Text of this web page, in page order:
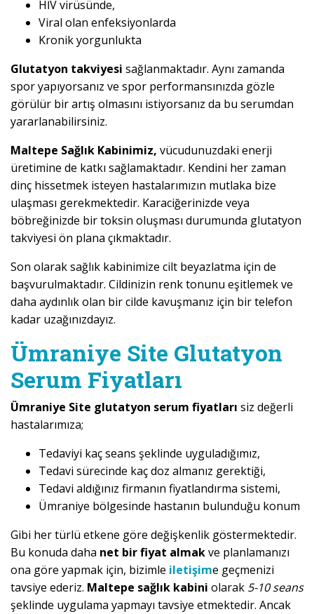
HİV virüsünde,
Viral olan enfeksiyonlarda
Kronik yorgunlukta
Glutatyon takviyesi sağlanmaktadır. Aynı zamanda
spor yapıyorsanız ve spor performansınızda gözle
görülür bir artış olmasını istiyorsanız da bu serumdan
yararlanabilirsiniz.
Maltepe Sağlık Kabinimiz, vücudunuzdaki enerji
üretimine de katkı sağlamaktadır. Kendini her zaman
dinç hissetmek isteyen hastalarımızın mutlaka bize
ulaşması gerekmektedir. Karaciğerinizde veya
böbreğinizde bir toksin oluşması durumunda glutatyon
takviyesi ön plana çıkmaktadır.
Son olarak sağlık kabinimize cilt beyazlatma için de
başvurulmaktadır. Cildinizin renk tonunu eşitlemek ve
daha aydınlık olan bir cilde kavuşmanız için bir telefon
kadar uzağınızdayız.
Ümraniye Site Glutatyon
Serum Fiyatları
Ümraniye Site glutatyon serum fiyatları siz değerli
hastalarımıza;
Tedaviyi kaç seans şeklinde uyguladığımız,
Tedavi sürecinde kaç doz almanız gerektiği,
Tedavi aldığınız firmanın fiyatlandırma sistemi,
Ümraniye bölgesinde hastanın bulunduğu konum
Gibi her türlü etkene göre değişkenlik göstermektedir.
Bu konuda daha net bir fiyat almakve planlamanızı
ona göre yapmak için, bizimle iletişime geçmenizi
tavsiye ederiz. Maltepe sağlık kabini olarak 5-10 seans
şeklinde uygulama yapmayı tavsiye etmektedir. Ancak